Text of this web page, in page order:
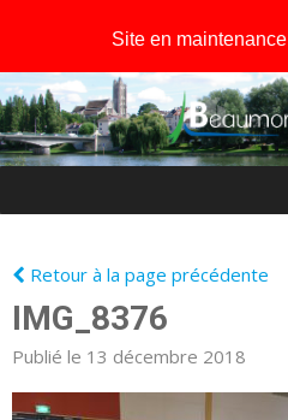
Retour à la page précédente
IMG_8376
Publié le 13 décembre 2018
Site en maintenance